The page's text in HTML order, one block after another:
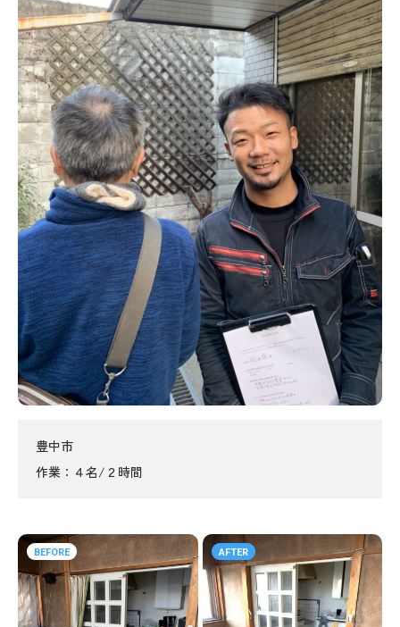
豊中市
作業
４名/２時間
BEFORE AFTER